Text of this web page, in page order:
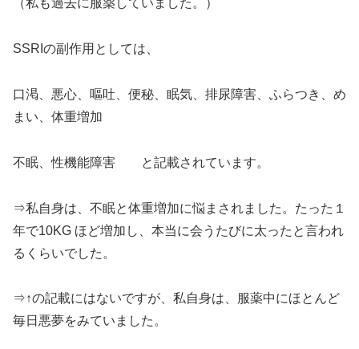
（私も過去に服薬していました。）
SSRIの副作用としては、
口渇、悪心、嘔吐、便秘、眠気、排尿障害、ふらつき、め
まい、体重増加
不眠、性機能障害 と記載されています。
⇒私自身は、不眠と体重増加に悩まされました。たった１
年で10KG ほど増加し、本当に会うたびに太ったと言われ
るくらいでした。
⇒↑の記載にはないですが、私自身は、服薬中にほとんど
毎日悪夢をみていました。